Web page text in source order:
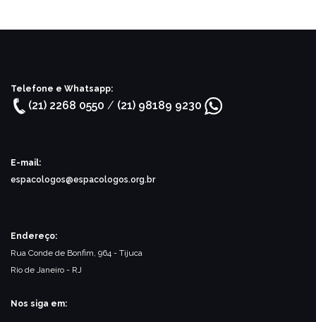
Telefone e Whatsapp:
(21) 2268 0550 / (21) 98189 9230
E-mail:
espacologos@espacologos.org.br
Endereço:
Rua Conde de Bonfim, 964 - Tijuca
Rio de Janeiro - RJ
Nos siga em: